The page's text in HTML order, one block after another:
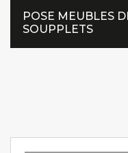
POSE MEUBLES
SOUPPLETS